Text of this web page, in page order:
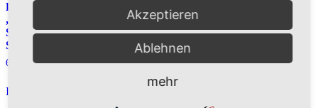
EINZELSTÜCK – girl
„renovate“ ZUFRIEDEN
SIEHST DU SO VIEL
SCHÖNER AUS, 125 x 50 cm
600,00€ inkl. MwSt.
In den Warenkorb
Fotografie – Fine Art Print 40
x 30 cm
Ausführung wählenProdukt
Akzeptieren
Ablehnen
mehr